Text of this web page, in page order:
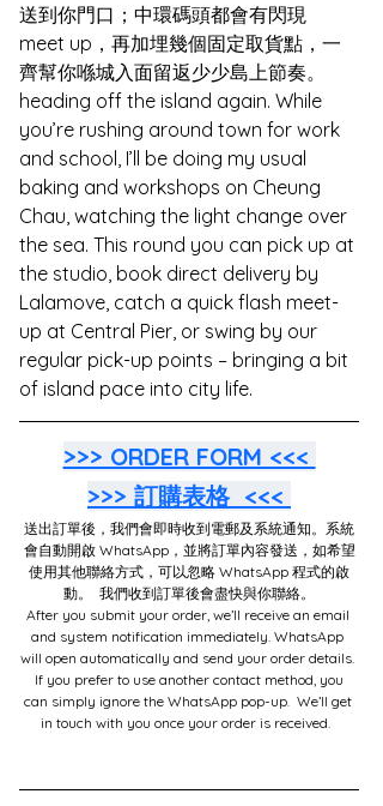
送到你門口；中環碼頭都會有閃現
meet up，再加埋幾個固定取貨點，一
齊幫你喺城入面留返少少島上節奏。
heading off the island again. While
you’re rushing around town for work
and school, I’ll be doing my usual
baking and workshops on Cheung
Chau, watching the light change over
the sea. This round you can pick up at
the studio, book direct delivery by
Lalamove, catch a quick flash meet-
up at Central Pier, or swing by our
regular pick-up points – bringing a bit
of island pace into city life.
>>> ORDER FORM <<<
>>> 訂購表格  <<<
送出訂單後，我們會即時收到電郵及系統通知。系統
會自動開啟 WhatsApp，並將訂單內容發送，如希望
使用其他聯絡方式，可以忽略 WhatsApp 程式的啟
動。  我們收到訂單後會盡快與你聯絡。
After you submit your order, we’ll receive an email
and system notification immediately. WhatsApp
will open automatically and send your order details.
If you prefer to use another contact method, you
can simply ignore the WhatsApp pop-up.  We’ll get
in touch with you once your order is received.